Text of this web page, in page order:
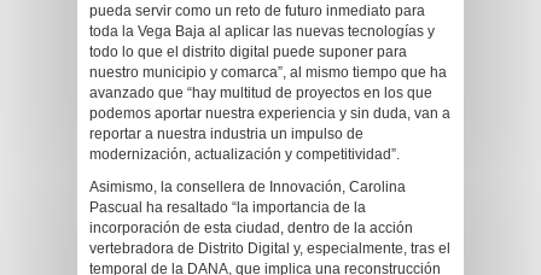
pueda servir como un reto de futuro inmediato para
toda la Vega Baja al aplicar las nuevas tecnologías y
todo lo que el distrito digital puede suponer para
nuestro municipio y comarca”, al mismo tiempo que ha
avanzado que “hay multitud de proyectos en los que
podemos aportar nuestra experiencia y sin duda, van a
reportar a nuestra industria un impulso de
modernización, actualización y competitividad”.
Asimismo, la consellera de Innovación, Carolina
Pascual ha resaltado “la importancia de la
incorporación de esta ciudad, dentro de la acción
vertebradora de Distrito Digital y, especialmente, tras el
temporal de la DANA, que implica una reconstrucción